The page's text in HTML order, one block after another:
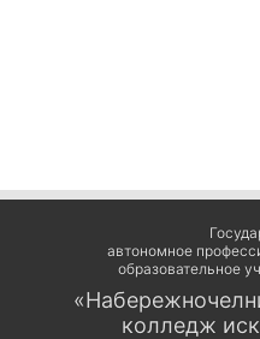
автономное
образовательное
колледж